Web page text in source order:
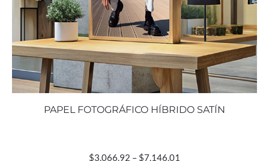
PAPEL FOTOGRÁFICO HÍBRIDO SATÍN
$3,066.92 – $7,146.01